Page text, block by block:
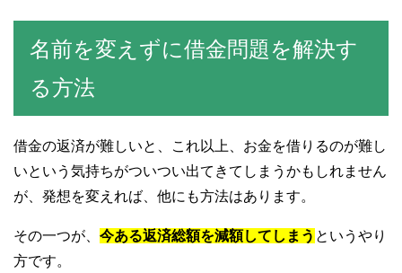
名前を変えずに借金問題を解決す
る方法
借金の返済が難しいと、これ以上、お金を借りるのが難し
いという気持ちがついつい出てきてしまうかもしれません
が、発想を変えれば、他にも方法はあります。
その一つが、 今ある返済総額を減額してしまう というやり
方です。